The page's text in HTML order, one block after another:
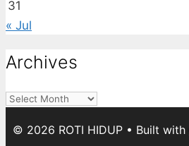
31
« Jul
Archives
Archives
© 2026 ROTI HIDUP • Built with